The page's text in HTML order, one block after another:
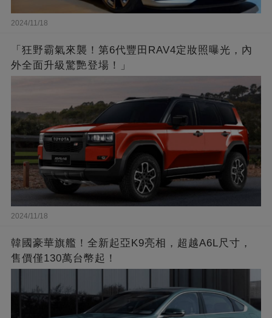
2024/11/18
「狂野霸氣來襲！第6代豐田RAV4定妝照曝光，內
外全面升級驚艷登場！」
2024/11/18
韓國豪華旗艦！全新起亞K9亮相，超越A6L尺寸，
售價僅130萬台幣起！